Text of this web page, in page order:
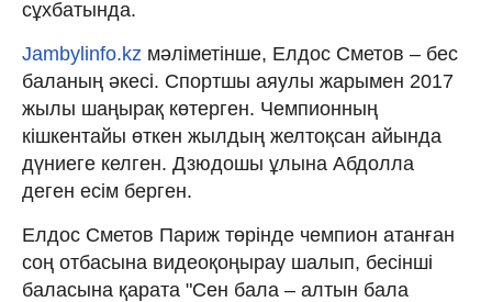
сұхбатында.
Jambylinfo.kz мәліметінше, Елдос Сметов – бес
баланың әкесі. Спортшы аяулы жарымен 2017
жылы шаңырақ көтерген. Чемпионның
кішкентайы өткен жылдың желтоқсан айында
дүниеге келген. Дзюдошы ұлына Абдолла
деген есім берген.
Елдос Сметов Париж төрінде чемпион атанған
соң отбасына видеоқоңырау шалып, бесінші
баласына қарата "Сен бала – алтын бала